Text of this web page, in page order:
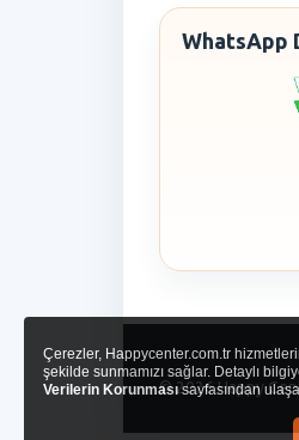
WhatsApp
© 2026 Happy
Çerezler, Happycenter.com.tr
şekilde sunmamızı sağlar. Detaylı
Verilerin Korunmasısayfasından